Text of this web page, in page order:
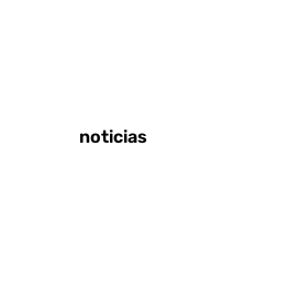
Últimas noticias